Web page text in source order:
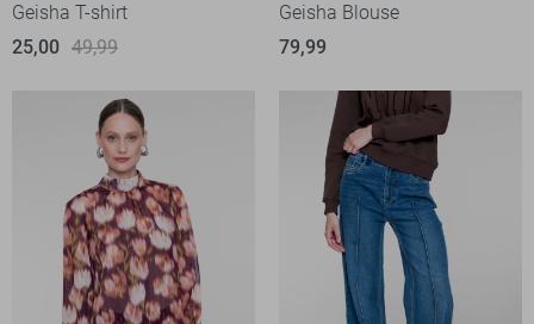
Geisha T-shirt
25,00 49,99
Geisha Blouse
79,99